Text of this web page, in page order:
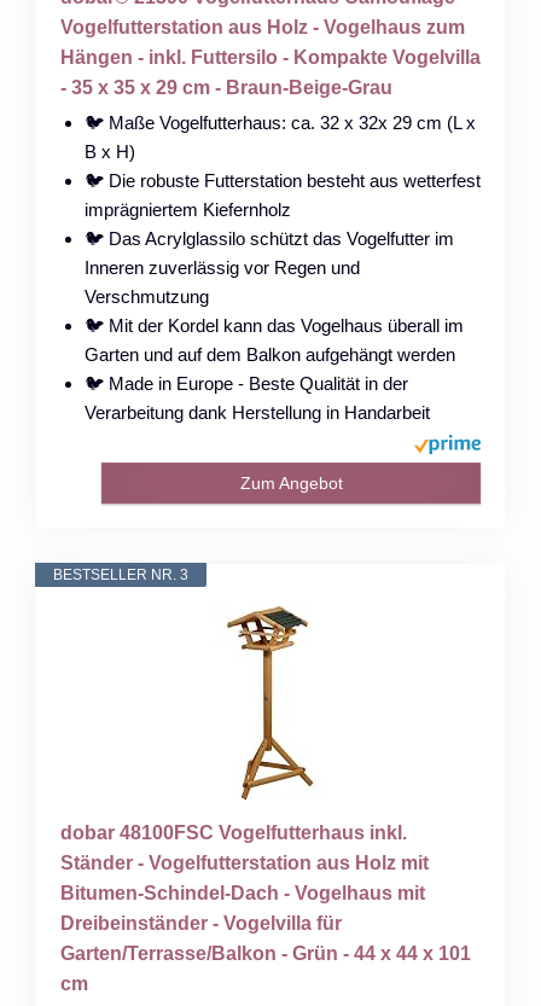
Vogelfutterstation aus Holz - Vogelhaus zum
Hängen - inkl. Futtersilo - Kompakte Vogelvilla
- 35 x 35 x 29 cm - Braun-Beige-Grau
🐦 Maße Vogelfutterhaus: ca. 32 x 32x 29 cm (L x
B x H)
🐦 Die robuste Futterstation besteht aus wetterfest
imprägniertem Kiefernholz
🐦 Das Acrylglassilo schützt das Vogelfutter im
Inneren zuverlässig vor Regen und
Verschmutzung
🐦 Mit der Kordel kann das Vogelhaus überall im
Garten und auf dem Balkon aufgehängt werden
🐦 Made in Europe - Beste Qualität in der
Verarbeitung dank Herstellung in Handarbeit
Zum Angebot
BESTSELLER NR. 3
dobar 48100FSC Vogelfutterhaus inkl.
Ständer - Vogelfutterstation aus Holz mit
Bitumen-Schindel-Dach - Vogelhaus mit
Dreibeinständer - Vogelvilla für
Garten/Terrasse/Balkon - Grün - 44 x 44 x 101
cm